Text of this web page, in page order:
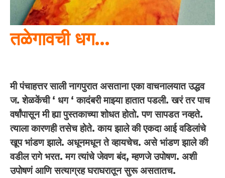
तळेगावची धग…
मी पंचाहत्तर साली नागपुरात असताना एका वाचनालयात उद्धव
ज. शेळकेंची ‘ धग ‘ कादंबरी माझ्या हातात पडली. खरं तर पाच
वर्षांपासून मी ह्या पुस्तकाच्या शोधत होतो. पण सापडत नव्हते.
त्याला कारणही तसेच होते. काय झाले की एकदा आई वडिलांचे
खूप भांडण झाले. अधूनमधून ते व्हायचेच. असे भांडण झाले की
वडील रागे भरत. मग त्यांचे जेवण बंद, म्हणजे उपोषण. अशी
उपोषणं आणि सत्याग्रह घराघरातून सुरू असतातच.